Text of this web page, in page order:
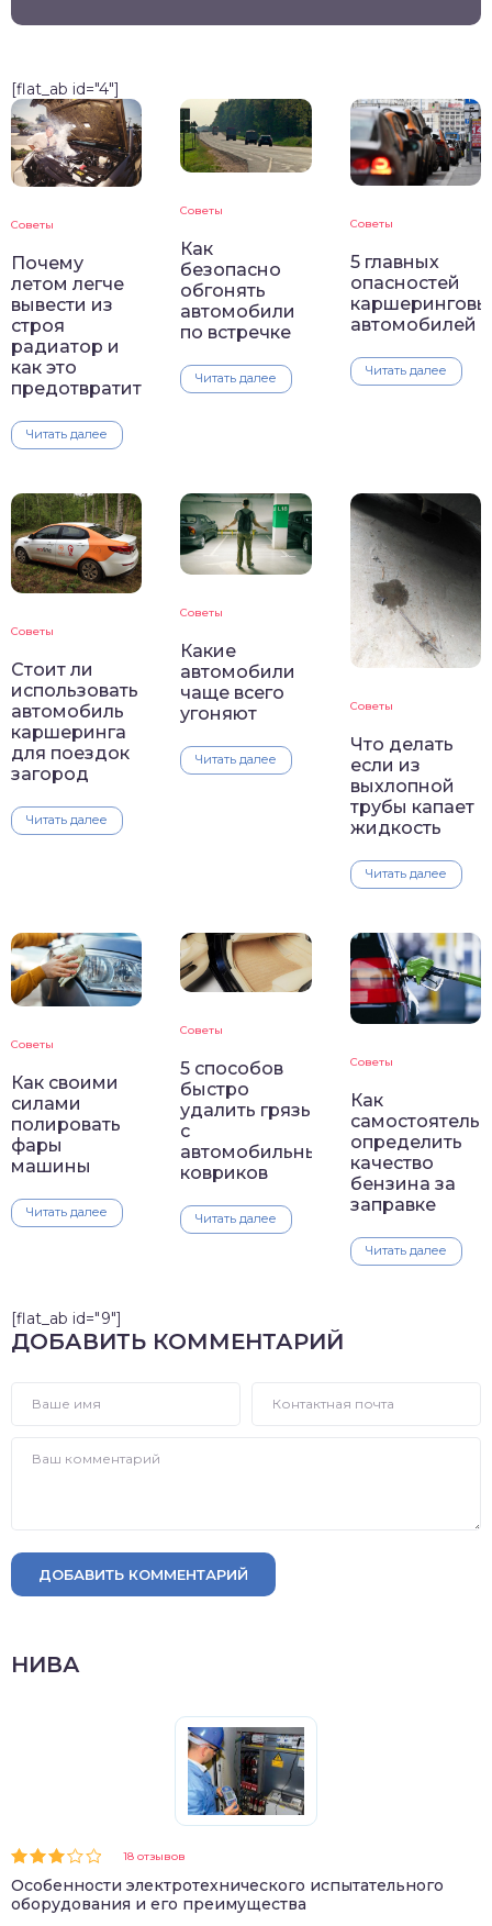
[flat_ab id="4"]
Советы
Почему
летом легче
вывести из
строя
радиатор и
как это
предотвратить
Читать далее
Советы
Как
безопасно
обгонять
автомобили
по встречке
Читать далее
Советы
5 главных
опасностей
автомобилей
Читать далее
Советы
Стоит ли
использовать
автомобиль
каршеринга
для поездок
загород
Читать далее
Советы
Какие
автомобили
чаще всего
угоняют
Читать далее
Советы
Что делать
если из
выхлопной
трубы капает
жидкость
Читать далее
Советы
Как своими
силами
полировать
фары
машины
Читать далее
Советы
5 способов
быстро
удалить грязь
с
автомобильных
ковриков
Читать далее
Советы
Как
определить
качество
бензина за
заправке
Читать далее
[flat_ab id="9"]
ДОБАВИТЬ КОММЕНТАРИЙ
ДОБАВИТЬ КОММЕНТАРИЙ
НИВА
18 отзывов
Особенности электротехнического испытательного
оборудования и его преимущества